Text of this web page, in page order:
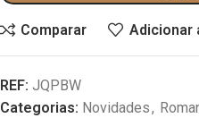
Comparar Adicionar
REF: JQPBW
Categorias: Novidades,